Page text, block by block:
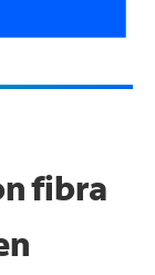
fibra